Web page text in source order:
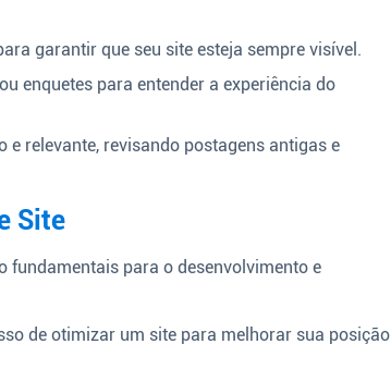
garantir que seu site esteja sempre visível.
enquetes para entender a experiência do
e relevante, revisando postagens antigas e
Site
fundamentais para o desenvolvimento e
de otimizar um site para melhorar sua posição